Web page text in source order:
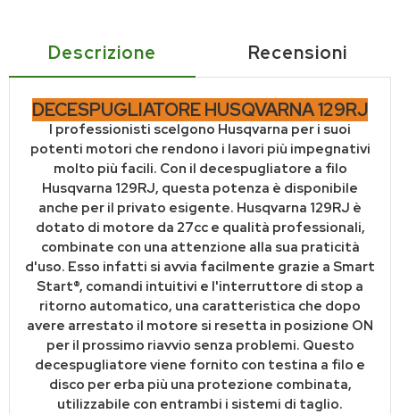
Descrizione Recensioni
DECESPUGLIATORE HUSQVARNA 129RJ
I professionisti scelgono Husqvarna per i suoi
potenti motori che rendono i lavori più impegnativi
molto più facili. Con il decespugliatore a filo
Husqvarna 129RJ, questa potenza è disponibile
anche per il privato esigente. Husqvarna 129RJ è
dotato di motore da 27cc e qualità professionali,
combinate con una attenzione alla sua praticità
d'uso. Esso infatti si avvia facilmente grazie a Smart
Start®, comandi intuitivi e l'interruttore di stop a
ritorno automatico, una caratteristica che dopo
avere arrestato il motore si resetta in posizione ON
per il prossimo riavvio senza problemi. Questo
decespugliatore viene fornito con testina a filo e
disco per erba più una protezione combinata,
utilizzabile con entrambi i sistemi di taglio.